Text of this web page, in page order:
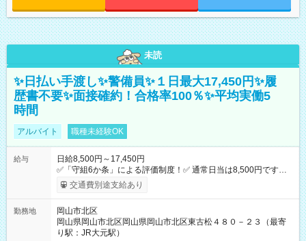
未読
✨日払い手渡し✨警備員✨１日最大17,450円✨履
歴書不要✨面接確約！合格率100％✨平均実働5
時間
アルバイト 職種未経験OK
給与
日給8,500円～17,450円
✅「守組6か条」による評価制度！✅ 通常日当は8,500円ですが
上記評価制度により「S級隊員」と認定されれば10,000円の日当
を支給します。 (1)上記勤務者が交通2級資格者の場合10,000円
14,375円 (3)上記現場が日祝深夜の場合 17,250円 (4)上記勤務
者が現場までの運転者の場合17,250+200円＝17,450円 -----------
------------------------------- *最高日当額 17,450円* ---------------------
交通費別途支給あり
勤務地
岡山市北区
岡山県岡山市北区岡山県岡山市北区東古松４８０－２３（最寄
り駅：JR大元駅）